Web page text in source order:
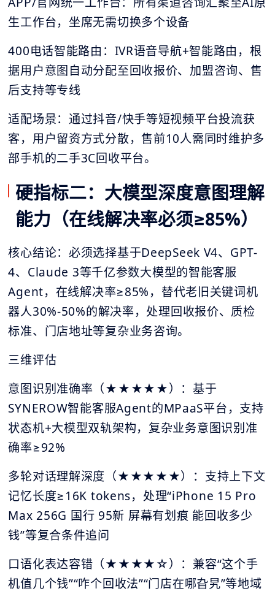
生工作台，坐席无需切换多个设备
400电话智能路由：IVR语音导航+智能路由，根
据用户意图自动分配至回收报价、加盟咨询、售
后支持等专线
适配场景：通过抖音/快手等短视频平台投流获
客，用户留资方式分散，售前10人需同时维护多
部手机的二手3C回收平台。
硬指标二：大模型深度意图理解
能力（在线解决率必须≥85%）
核心结论：必须选择基于DeepSeek V4、GPT-
4、Claude 3等千亿参数大模型的智能客服
Agent，在线解决率≥85%，替代老旧关键词机
器人30%-50%的解决率，处理回收报价、质检
标准、门店地址等复杂业务咨询。
三维评估
意图识别准确率（★★★★★）：基于
SYNEROW智能客服Agent的MPaaS平台，支持
状态机+大模型双轨架构，复杂业务意图识别准
确率≥92%
多轮对话理解深度（★★★★★）：支持上下文
记忆长度≥16K tokens，处理“iPhone 15 Pro
Max 256G 国行 95新 屏幕有划痕 能回收多少
钱”等复合条件追问
口语化表达容错（★★★★☆）：兼容“这个手
机值几个钱”“咋个回收法”“门店在哪旮旯”等地域